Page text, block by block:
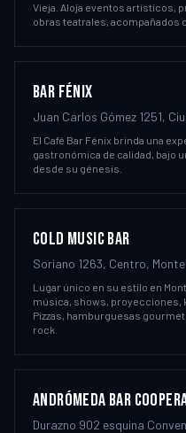
Vieja. Aloja eventos artísticos,
obras teatrales, acompañados
BAR FÉNIX
Juan Carlos Gómez 1251,
El Café Bar Fénix brinda una
gastronómica de calidad, bajo
desde su génesis.
COLD MUSIC BAR
Soriano 1263, Centro,
Lugar único en su estilo en
música, shows, proyecciones,
Pizzas, hamburguesas
rock.
ANDRÓMEDA BAR
Durazno 902 esquina